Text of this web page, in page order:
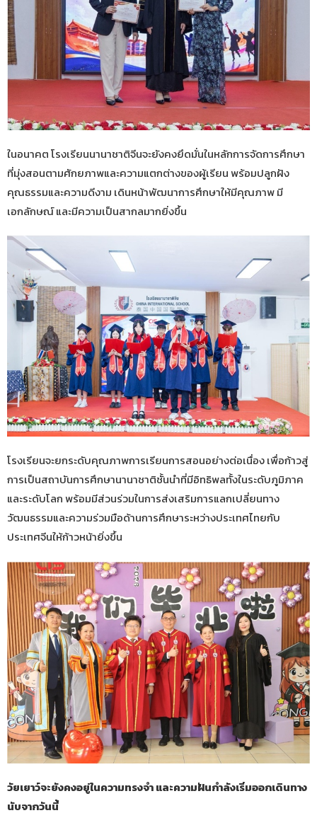
ในอนาคต โรงเรียนนานาชาติจีนจะยังคงยึดมั่นในหลักการจัดการศึกษา
ที่มุ่งสอนตามศักยภาพและความแตกต่างของผู้เรียน พร้อมปลูกฝัง
คุณธรรมและความดีงาม เดินหน้าพัฒนาการศึกษาให้มีคุณภาพ มี
เอกลักษณ์ และมีความเป็นสากลมากยิ่งขึ้น
โรงเรียนจะยกระดับคุณภาพการเรียนการสอนอย่างต่อเนื่อง เพื่อก้าวสู่
การเป็นสถาบันการศึกษานานาชาติชั้นนำที่มีอิทธิพลทั้งในระดับภูมิภาค
และระดับโลก พร้อมมีส่วนร่วมในการส่งเสริมการแลกเปลี่ยนทาง
วัฒนธรรมและความร่วมมือด้านการศึกษาระหว่างประเทศไทยกับ
ประเทศจีนให้ก้าวหน้ายิ่งขึ้น
วัยเยาว์จะยังคงอยู่ในความทรงจำ และความฝันกำลังเริ่มออกเดินทาง
นับจากวันนี้